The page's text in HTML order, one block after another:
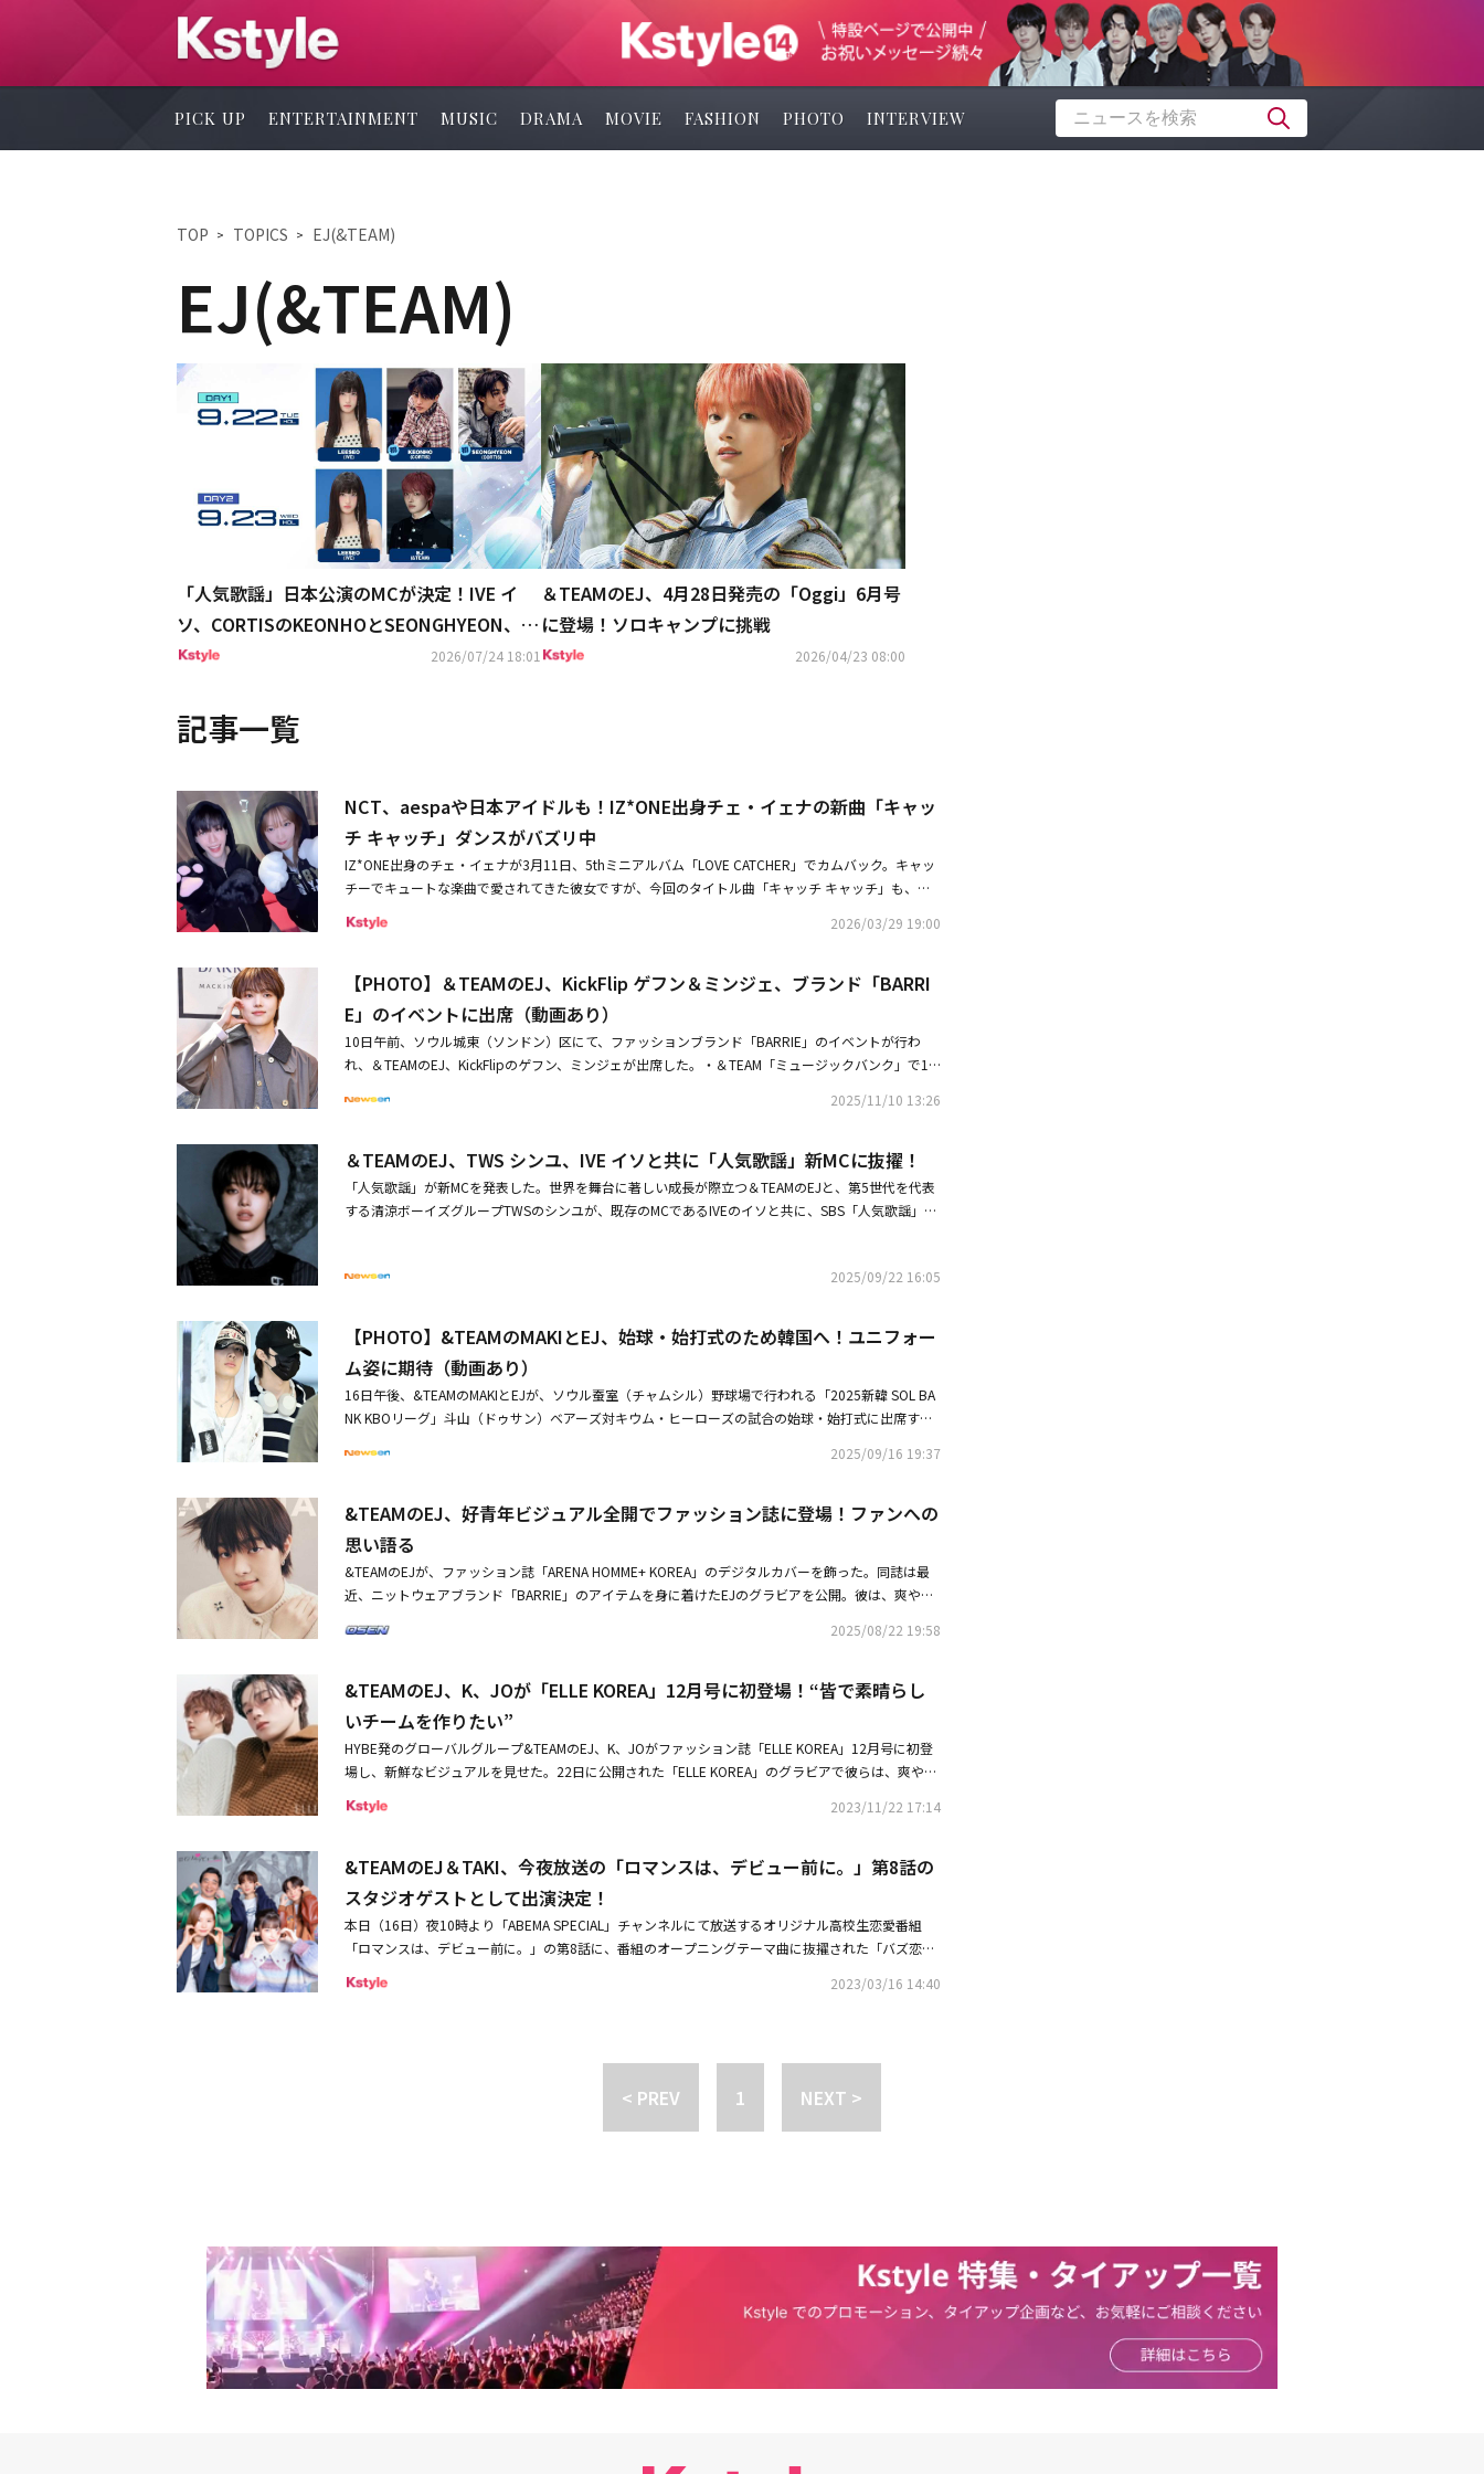
PICK UP ENTERTAINMENT MUSIC DRAMA MOVIE FASHION PHOTO INTERVIEW
TOP TOPICS EJ(&TEAM)
EJ(&TEAM)
「人気歌謡」日本公演のMCが決定！IVE イ
ソ、CORTISのKEONHOとSEONGHYEON、＆
TEAMのEJが抜擢
2026/07/24 18:01
＆TEAMのEJ、4月28日発売の「Oggi」6月号
に登場！ソロキャンプに挑戦
2026/04/23 08:00
記事一覧
NCT、aespaや日本アイドルも！IZ*ONE出身チェ・イェナの新曲「キャッ
チ キャッチ」ダンスがバズリ中
IZ*ONE出身のチェ・イェナが3月11日、5thミニアルバム「LOVE CATCHER」でカムバック。キャッ
チーでキュートな楽曲で愛されてきた彼女ですが、今回のタイトル曲「キャッチ キャッチ」も、一
毒性の高い楽曲となっています。可愛らしく真似しやすい振付が特徴的なダンスチャレンジもバズリ
加。さらに、K-POP第2世代アイドルとのコラボも話題を呼んでいます。今回は、特に注目を集めた
ダンスチャレンジをまとめてみました。◆超豪華！トップアイドルたちが続々参加満面の笑みで踊る
NCTのジェミン、チェ・イェナとお揃いのようなジーンズルックで息の合ったダンスを披露したaesp
aのKARINA、同じ事務所の後輩であるジャン・ハオ＆キム・ギュビンとのチャレンジ動画などが話題
に。さらにTOMORROW X TOGETHERのボムギュ、ENHYPENのジョンウォン、＆TEAMのEJまで、H
YBEの男性アイドルとのコラボも反響を呼びました。他にもITZYのユナ、TREASUREのソ・ジョンフ
mony、CRAVITYのヒョンジュン、「BOYS II PLANET」に出演したチェ・リブなど、多くのアイドル
たちとのコラボが連日注目を集めています。 この投稿をInstagramで見る @_yenacoreがシェアした
投稿 この投稿をInstagramで見る @_yenacoreがシェアした投稿 この投稿をInstagramで見る @_ye
度や足の動きまで完璧に揃った息ぴったりのダンスバージョンと、猫の手をつけたキュートバージョ
仁美の頭をなでる仲睦まじい様子が目を引きました。さらに、最近韓国の音楽番組「M COUNTDOW
N」に初出演を果たし、大きな反響を呼んでいるCUTIE STREETから、桜庭遥花も参加。それぞれ雰
囲気の異なるピンクルックで踊る2人に「推しと推しのコラボ」「可愛すぎる」など、熱い反応が寄
せられました。「PRODUCE 101 JAPAN THE GIRLS」出演時にチェ・イェナと対面していた桜庭遥花
は、「イェナさんとチャレンジ撮らせていただきました！ とっても綺麗で優しくて素敵な方でし
た。デビューして再会できて幸せでした！ ありがとうございます、愛しています！」と喜びを伝え
ました。またチェ・イェナも、桜庭遥花と共にCUTIE STREETの「かわいいだけじゃだめですか？」
と返答する桜庭遥花のやりとりが可愛いと話題を集めています。 この投稿をInstagramで見る @_ye
nacoreがシェアした投稿 この投稿をInstagramで見る @_yenacoreがシェアした投稿 この投稿をInst
agramで見る @_yenacoreがシェアした投稿 この投稿をInstagramで見る CUTIE STREET(@cutie_str
eet_)がシェアした投稿◆懐かしすぎる名曲もK-POP第2世代のアイドルとコラボ今回のカムバック
で、K-POPの第2世代を連想させるレトロな衣装を多数着こなしているチェ・イェナ。ダンスチャレ
ンジ動画にも、現在はグループ活動をしていませんが、かつて第2世代をリードしてきたアイドルメ
OOLの「BANG！」を披露。ミュージックビデオを思い出させる衣装でクールなダンスを披露しまし
た。また、元Nine Musesのギョンリとは、Nine Musesの「Dolls」、T-ARAのウンジョンとは「You dri
ve me crazy」を披露。「アイドルたちの姿をまた見れるなんて」「昔も今も美しい」「本当に思い
出の曲」などのコメントが寄せられました。またチェ・イェナは、T-ARAのメンバーたちがステージ
し、注目を集めました。 この投稿をInstagramで見る @_yenacoreがシェアした投稿 この投稿をInst
投稿
2026/03/29 19:00
【PHOTO】＆TEAMのEJ、KickFlip ゲフン＆ミンジェ、ブランド「BARRI
E」のイベントに出席（動画あり）
10日午前、ソウル城東（ソンドン）区にて、ファッションブランド「BARRIE」のイベントが行わ
れ、＆TEAMのEJ、KickFlipのゲフン、ミンジェが出席した。・＆TEAM「ミュージックバンク」で1
2025/11/10 13:26
＆TEAMのEJ、TWS シンユ、IVE イソと共に「人気歌謡」新MCに抜擢！
「人気歌謡」が新MCを発表した。世界を舞台に著しい成長が際立つ＆TEAMのEJと、第5世代を代表
する清涼ボーイズグループTWSのシンユが、既存のMCであるIVEのイソと共に、SBS「人気歌謡」の
きます」でMCアルバイト・シンユとして活躍し、意欲的な姿とユニークな魅力まで披露し、制作陣
ファンダム（特定のファンの集まり）を形成した＆TEAMのリーダーだ。韓国での正式デビューを控
え、「人気歌謡」でもステージを披露してきたEJは、いつも明るいエネルギーと情熱的な姿で制作
陣を感心させたという。チームを率いる統率力とステージ掌握力が際立つEJが、まだ見せたことのな
い新鮮な魅力を視聴者に伝えると期待が集まっている。既存のMCイソは、シンユ、EJと新たなケミ
（ケミストリー、相手との相性）を予告した。過去1年5ヶ月間、安定した司会進行で番組を牽引し
陣は「初恋ビジュアルを誇るEJとシンユが『次世代リーダーズ』として新しいシナジー（相乗効
い」と伝えた。EJ、シンユ、イソが共にMCを務める新しい「人気歌謡」は、韓国で10月中に放送さ
れる。・ZB1 ハン・ユジン＆ムン・ソンヒョン「人気歌謡」のMCを卒業抜擢から約1年5ヶ月・【RE
PORT】＆TEAM、待望の韓国デビューを発表！10月28日に1stミニアルバムを発売「1位を獲る姿を
見せたい」・TWS、初出演の「ROCK IN JAPAN FESTIVAL」で強烈パフォーマンス！人気曲のロック
アレンジも話題に
2025/09/22 16:05
【PHOTO】&TEAMのMAKIとEJ、始球・始打式のため韓国へ！ユニフォー
ム姿に期待（動画あり）
16日午後、&TEAMのMAKIとEJが、ソウル蚕室（チャムシル）野球場で行われる「2025新韓 SOL BA
NK KBOリーグ」斗山（ドゥサン）ベアーズ対キウム・ヒーローズの試合の始球・始打式に出席する
ン」で圧巻のステージ披露！生バンドアレンジに会場熱狂・「MUSIC BANK」日本公演、12月に国立
2025/09/16 19:37
&TEAMのEJ、好青年ビジュアル全開でファッション誌に登場！ファンへの
思い語る
&TEAMのEJが、ファッション誌「ARENA HOMME+ KOREA」のデジタルカバーを飾った。同誌は最
近、ニットウェアブランド「BARRIE」のアイテムを身に着けたEJのグラビアを公開。彼は、爽やか
ーと多忙な日々を送るEJ。撮影と共に行われたインタビューで彼は、「このように多様な活動がで
さんの方々の努力が込められていることを実感する日々です。現場に出ると、いつも忙しく動き回る
スタッフの皆さん、外で待っていてくださるファンの皆さんがいらっしゃるので、僕も自然と真心を
込めて臨もうという気持ちになります」と、自身の原動力について語った。20代で成し遂げたい目
標については、「今、このメンバーたちとLUNÉ（ファン）の皆さんと一緒に、行けるところまで行
ってみたいです。これからどんなことがあるのか分かりませんが、その瞬間ごとに最善を尽くしなが
ら、僕ができることを精一杯やる20代になれたらいいなと思います。そして、この気持ちは10年後
2025/08/22 19:58
&TEAMのEJ、K、JOが「ELLE KOREA」12月号に初登場！“皆で素晴らし
いチームを作りたい”
HYBE発のグローバルグループ&TEAMのEJ、K、JOがファッション誌「ELLE KOREA」12月号に初登
場し、新鮮なビジュアルを見せた。22日に公開された「ELLE KOREA」のグラビアで彼らは、爽やか
装で真剣な表情も見せ、異なる魅力を発揮している。インタビューでEJは「僕は雑誌の撮影が好き
15日に発売した1stフルアルバム「First Howling：NOW」についても、しっかりとした覚悟を明かし
た。Kは「僕たちの強みであるカル群舞（体を曲げる角度から指先まで完璧に合わせ、刃物のように
キレのあるダンス）をきちんとお見せしようと沢山練習しました」と自信を語った。続いてJOは
「タイトル曲『War Cry』は今までの&TEAMとは違うパワフルなロック調の曲です。僕たちが持って
いる色に加わった新しい雰囲気を伝えたいです」と話した。リーダーであるEJもやはり「ファンの
方々に、僕たちが成長したということをアルバムでお見せしたい気持ちが大きいです。曲ごとに表現
れるK君、リーダーとしてチームをよく率いて親切にしてくれるEJ君に沢山助けてもらっています。
2023/11/22 17:14
&TEAMのEJ＆TAKI、今夜放送の「ロマンスは、デビュー前に。」第8話の
スタジオゲストとして出演決定！
本日（16日）夜10時より「ABEMA SPECIAL」チャンネルにて放送するオリジナル高校生恋愛番組
「ロマンスは、デビュー前に。」の第8話に、番組のオープニングテーマ曲に抜擢された「バズ恋
演することが決定した。このたび、第8話にゲスト出演するEJとTAKIが所属するHYBE LABELS JAPAN
オリコンデイリーランキングで5日間1位、さらにオリコン週間アルバムおよび週間合算ランキング
2月24日公開）でも1位を記録。さらに、タイトル曲「Under the skin」は世界42の国と地域ヶ国のiT
unes J-POPチャートで1位を獲得し、同ミュージックビデオは、海外でも人気急上昇音楽動画ランキ
番組に合ってる」など興奮のコメントが寄せられている。&TEAMは、オープニングテーマ曲の起用
にあたり「『バズ恋（BUZZ LOVE）』は単調な毎日を変えてくれた人に対してあふれだす想い、心
の中でバズっている感情をポップに表現した曲なので、ぜひ歌詞にも注目して、番組と一緒に沢山の
方に楽しんでいただけたら嬉しいです！」とコメントを寄せている。EJとTAKIがゲスト出演する「ロ
マンスは、デビュー前に。」第8話は、「ABEMA」にて今夜10時より放送。ぜひ、彼らが歌う「バズ
恋（BUZZ LOVE）」と共に楽しんでほしい。また、第1話～第3話と最新話は現在も「ABEMA」で無
料配信中。この機会に、ぜひチェックしてほしい。■番組情報「ロマンスは、デビュー前に。」放送
2023/03/16 14:40
< PREV 1 NEXT >